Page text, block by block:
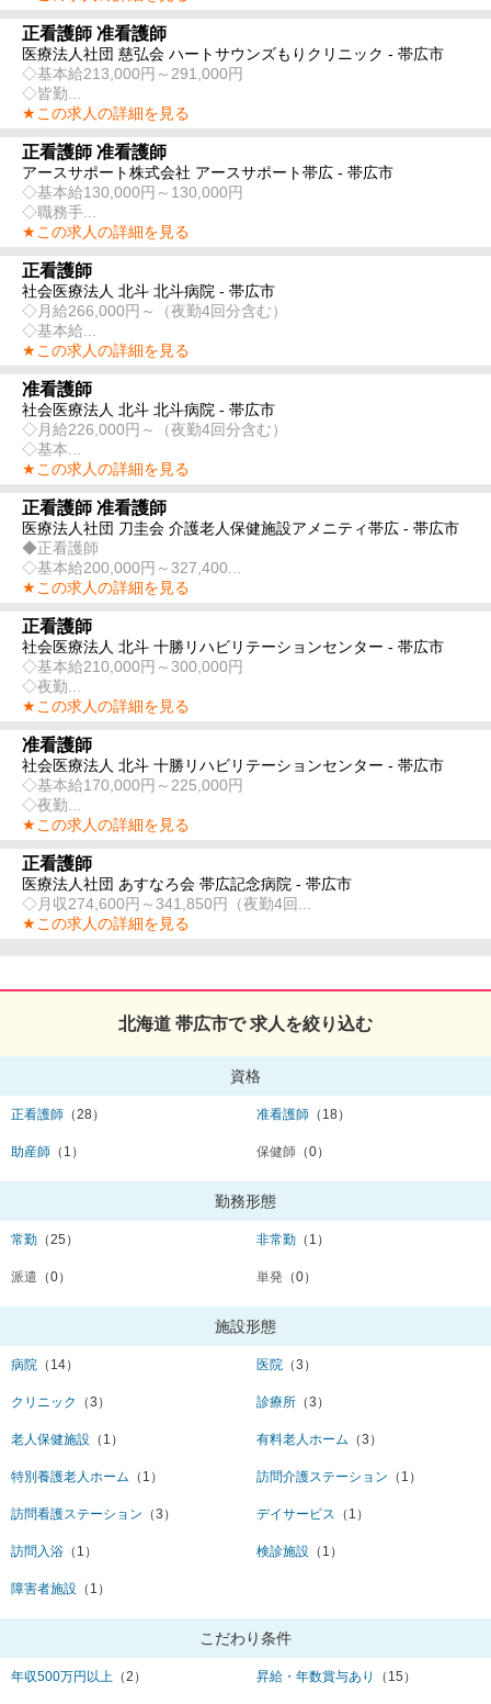
正看護師 准看護師
医療法人社団 慈弘会 ハートサウンズもりクリニック - 帯広市
◇基本給213,000円～291,000円
◇皆勤...
★この求人の詳細を見る
正看護師 准看護師
アースサポート株式会社 アースサポート帯広 - 帯広市
◇基本給130,000円～130,000円
◇職務手...
★この求人の詳細を見る
正看護師
社会医療法人 北斗 北斗病院 - 帯広市
◇月給266,000円～（夜勤4回分含む）
◇基本給...
★この求人の詳細を見る
准看護師
社会医療法人 北斗 北斗病院 - 帯広市
◇月給226,000円～（夜勤4回分含む）
◇基本...
★この求人の詳細を見る
正看護師 准看護師
医療法人社団 刀圭会 介護老人保健施設アメニティ帯広 - 帯広市
◆正看護師
◇基本給200,000円～327,400...
★この求人の詳細を見る
正看護師
社会医療法人 北斗 十勝リハビリテーションセンター - 帯広市
◇基本給210,000円～300,000円
◇夜勤...
★この求人の詳細を見る
准看護師
社会医療法人 北斗 十勝リハビリテーションセンター - 帯広市
◇基本給170,000円～225,000円
◇夜勤...
★この求人の詳細を見る
正看護師
医療法人社団 あすなろ会 帯広記念病院 - 帯広市
◇月収274,600円～341,850円（夜勤4回...
★この求人の詳細を見る
北海道 帯広市で 求人を絞り込む
資格
正看護師 （28） 准看護師 （18）
助産師 （1） 保健師 （0）
勤務形態
常勤 （25） 非常勤 （1）
派遣 （0） 単発 （0）
施設形態
病院 （14） 医院 （3）
クリニック （3） 診療所 （3）
老人保健施設 （1） 有料老人ホーム （3）
特別養護老人ホーム （1） 訪問介護ステーション （1）
訪問看護ステーション （3） デイサービス （1）
訪問入浴 （1） 検診施設 （1）
障害者施設 （1）
こだわり条件
年収500万円以上 （2） 昇給・年数賞与あり （15）